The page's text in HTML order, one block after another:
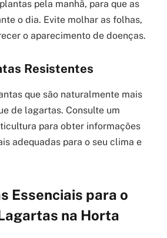
pela manhã, para que as
o dia. Evite molhar as folhas,
o aparecimento de doenças.
Resistentes
que são naturalmente mais
de lagartas. Consulte um
para obter informações
adequadas para o seu clima e
Essenciais para o
na Horta